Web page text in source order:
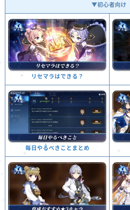
▼初心者向け
リセマラはできる？
毎日やるべきことまとめ